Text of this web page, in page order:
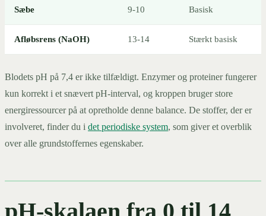
Sæbe 9-10 Basisk
Afløbsrens (NaOH) 13-14 Stærkt basisk
Blodets pH på 7,4 er ikke tilfældigt. Enzymer og proteiner fungerer
kun korrekt i et snævert pH-interval, og kroppen bruger store
energiressourcer på at opretholde denne balance. De stoffer, der er
involveret, finder du i det periodiske system, som giver et overblik
over alle grundstoffernes egenskaber.